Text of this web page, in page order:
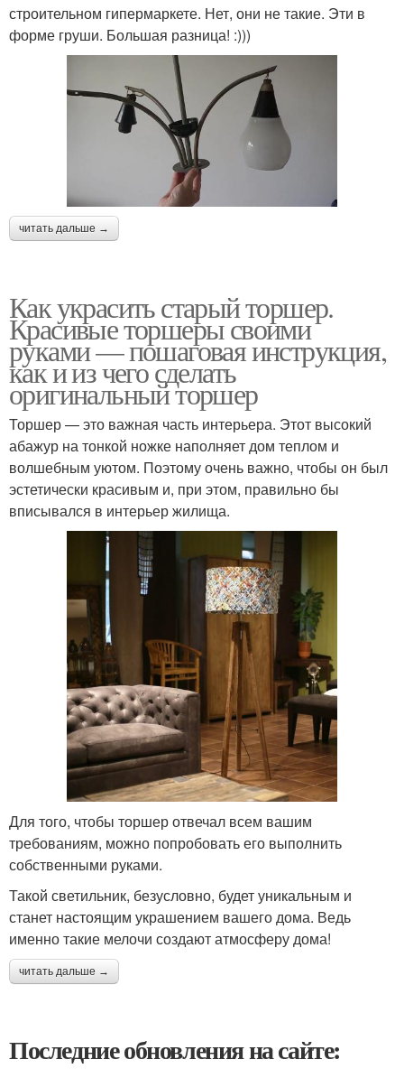
строительном гипермаркете. Нет, они не такие. Эти в
форме груши. Большая разница! :)))
читать дальше →
Как украсить старый торшер.
Красивые торшеры своими
руками — пошаговая инструкция,
как и из чего сделать
оригинальный торшер
Торшер — это важная часть интерьера. Этот высокий
абажур на тонкой ножке наполняет дом теплом и
волшебным уютом. Поэтому очень важно, чтобы он был
эстетически красивым и, при этом, правильно бы
вписывался в интерьер жилища.
Для того, чтобы торшер отвечал всем вашим
требованиям, можно попробовать его выполнить
собственными руками.
Такой светильник, безусловно, будет уникальным и
станет настоящим украшением вашего дома. Ведь
именно такие мелочи создают атмосферу дома!
читать дальше →
Последние обновления на сайте: